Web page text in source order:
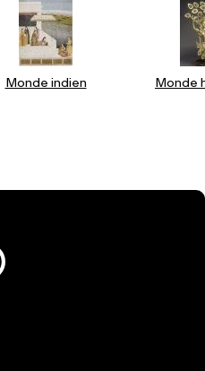
Monde indien Monde